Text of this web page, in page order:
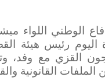
الوطني اللواء
اليوم رئيس هيئة
القزي مع وفد،
القانونية